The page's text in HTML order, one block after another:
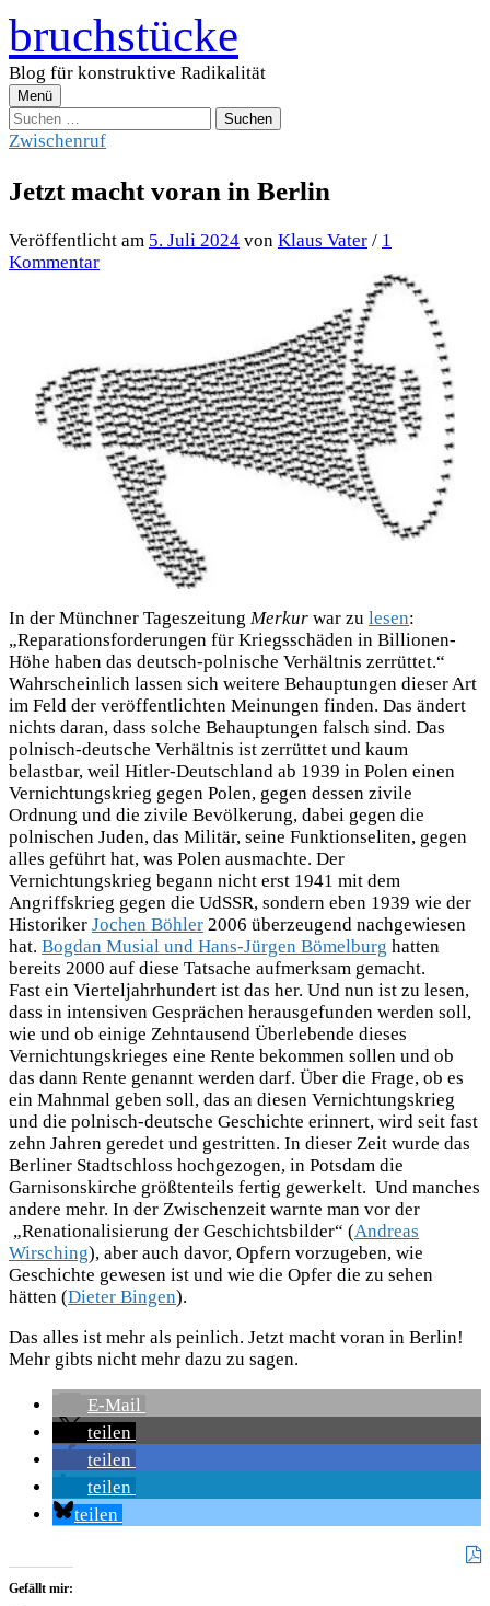
Zum
Inhalt
überspringen
bruchstücke
Blog für konstruktive Radikalität
Menü
Suchen
nach:
Zwischenruf
Jetzt macht voran in Berlin
Veröffentlicht am 5. Juli 2024 von Klaus Vater / 1
Kommentar
In der Münchner Tageszeitung Merkur war zu lesen:
„Reparationsforderungen für Kriegsschäden in Billionen-
Höhe haben das deutsch-polnische Verhältnis zerrüttet.“
Wahrscheinlich lassen sich weitere Behauptungen dieser Art
im Feld der veröffentlichten Meinungen finden. Das ändert
nichts daran, dass solche Behauptungen falsch sind. Das
polnisch-deutsche Verhältnis ist zerrüttet und kaum
belastbar, weil Hitler-Deutschland ab 1939 in Polen einen
Vernichtungskrieg gegen Polen, gegen dessen zivile
Ordnung und die zivile Bevölkerung, dabei gegen die
polnischen Juden, das Militär, seine Funktionseliten, gegen
alles geführt hat, was Polen ausmachte. Der
Vernichtungskrieg begann nicht erst 1941 mit dem
Angriffskrieg gegen die UdSSR, sondern eben 1939 wie der
Historiker Jochen Böhler 2006 überzeugend nachgewiesen
hat. Bogdan Musial und Hans-Jürgen Bömelburg hatten
bereits 2000 auf diese Tatsache aufmerksam gemacht.
Fast ein Vierteljahrhundert ist das her. Und nun ist zu lesen,
dass in intensiven Gesprächen herausgefunden werden soll,
wie und ob einige Zehntausend Überlebende dieses
Vernichtungskrieges eine Rente bekommen sollen und ob
das dann Rente genannt werden darf. Über die Frage, ob es
ein Mahnmal geben soll, das an diesen Vernichtungskrieg
und die polnisch-deutsche Geschichte erinnert, wird seit fast
zehn Jahren geredet und gestritten. In dieser Zeit wurde das
Berliner Stadtschloss hochgezogen, in Potsdam die
Garnisonskirche größtenteils fertig gewerkelt. Und manches
andere mehr. In der Zwischenzeit warnte man vor der
„Renationalisierung der Geschichtsbilder“ (Andreas
Wirsching), aber auch davor, Opfern vorzugeben, wie
Geschichte gewesen ist und wie die Opfer die zu sehen
hätten (Dieter Bingen).
Das alles ist mehr als peinlich. Jetzt macht voran in Berlin!
Mehr gibts nicht mehr dazu zu sagen.
E-Mail
teilen
teilen
teilen
teilen
Gefällt mir: